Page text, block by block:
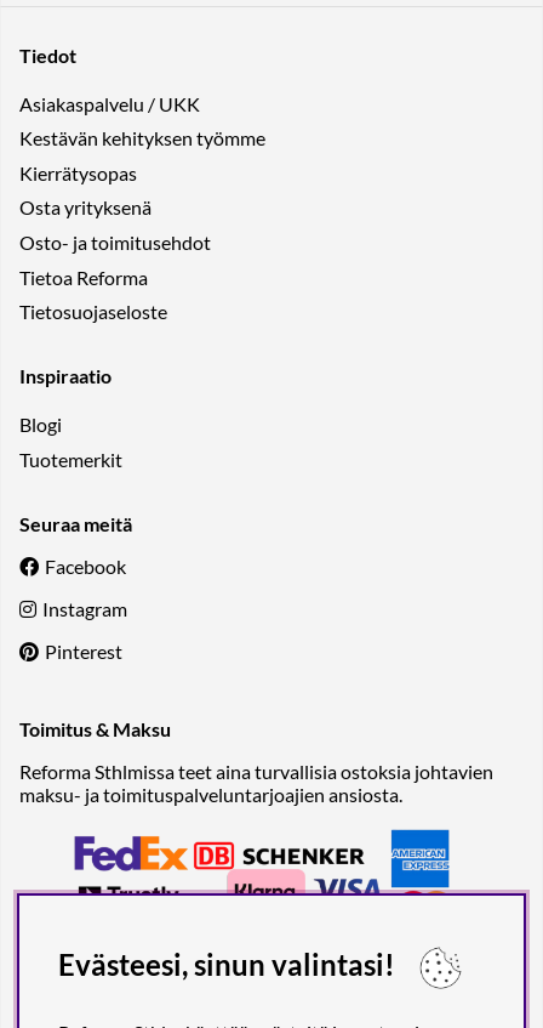
Tiedot
Asiakaspalvelu / UKK
Kestävän kehityksen työmme
Kierrätysopas
Osta yrityksenä
Osto- ja toimitusehdot
Tietoa Reforma
Tietosuojaseloste
Inspiraatio
Blogi
Tuotemerkit
Seuraa meitä
Facebook
Instagram
Pinterest
Toimitus & Maksu
Reforma Sthlmissa teet aina turvallisia ostoksia johtavien
maksu- ja toimituspalveluntarjoajien ansiosta.
Evästeesi, sinun valintasi!